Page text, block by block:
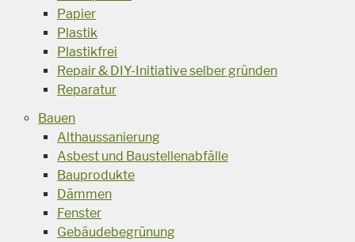
Papier
Plastik
Plastikfrei
Repair & DIY-Initiative selber gründen
Reparatur
Bauen
Althaussanierung
Asbest und Baustellenabfälle
Bauprodukte
Dämmen
Fenster
Gebäudebegrünung